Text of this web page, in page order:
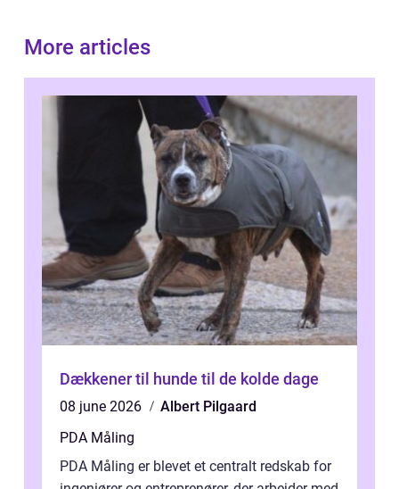
More articles
Dækkener til hunde til de kolde dage
08 june 2026
Albert Pilgaard
PDA Måling
PDA Måling er blevet et centralt redskab for